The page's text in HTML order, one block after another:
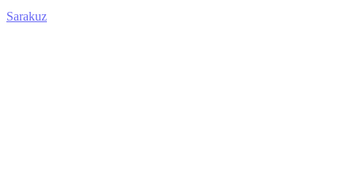
Sarakuz